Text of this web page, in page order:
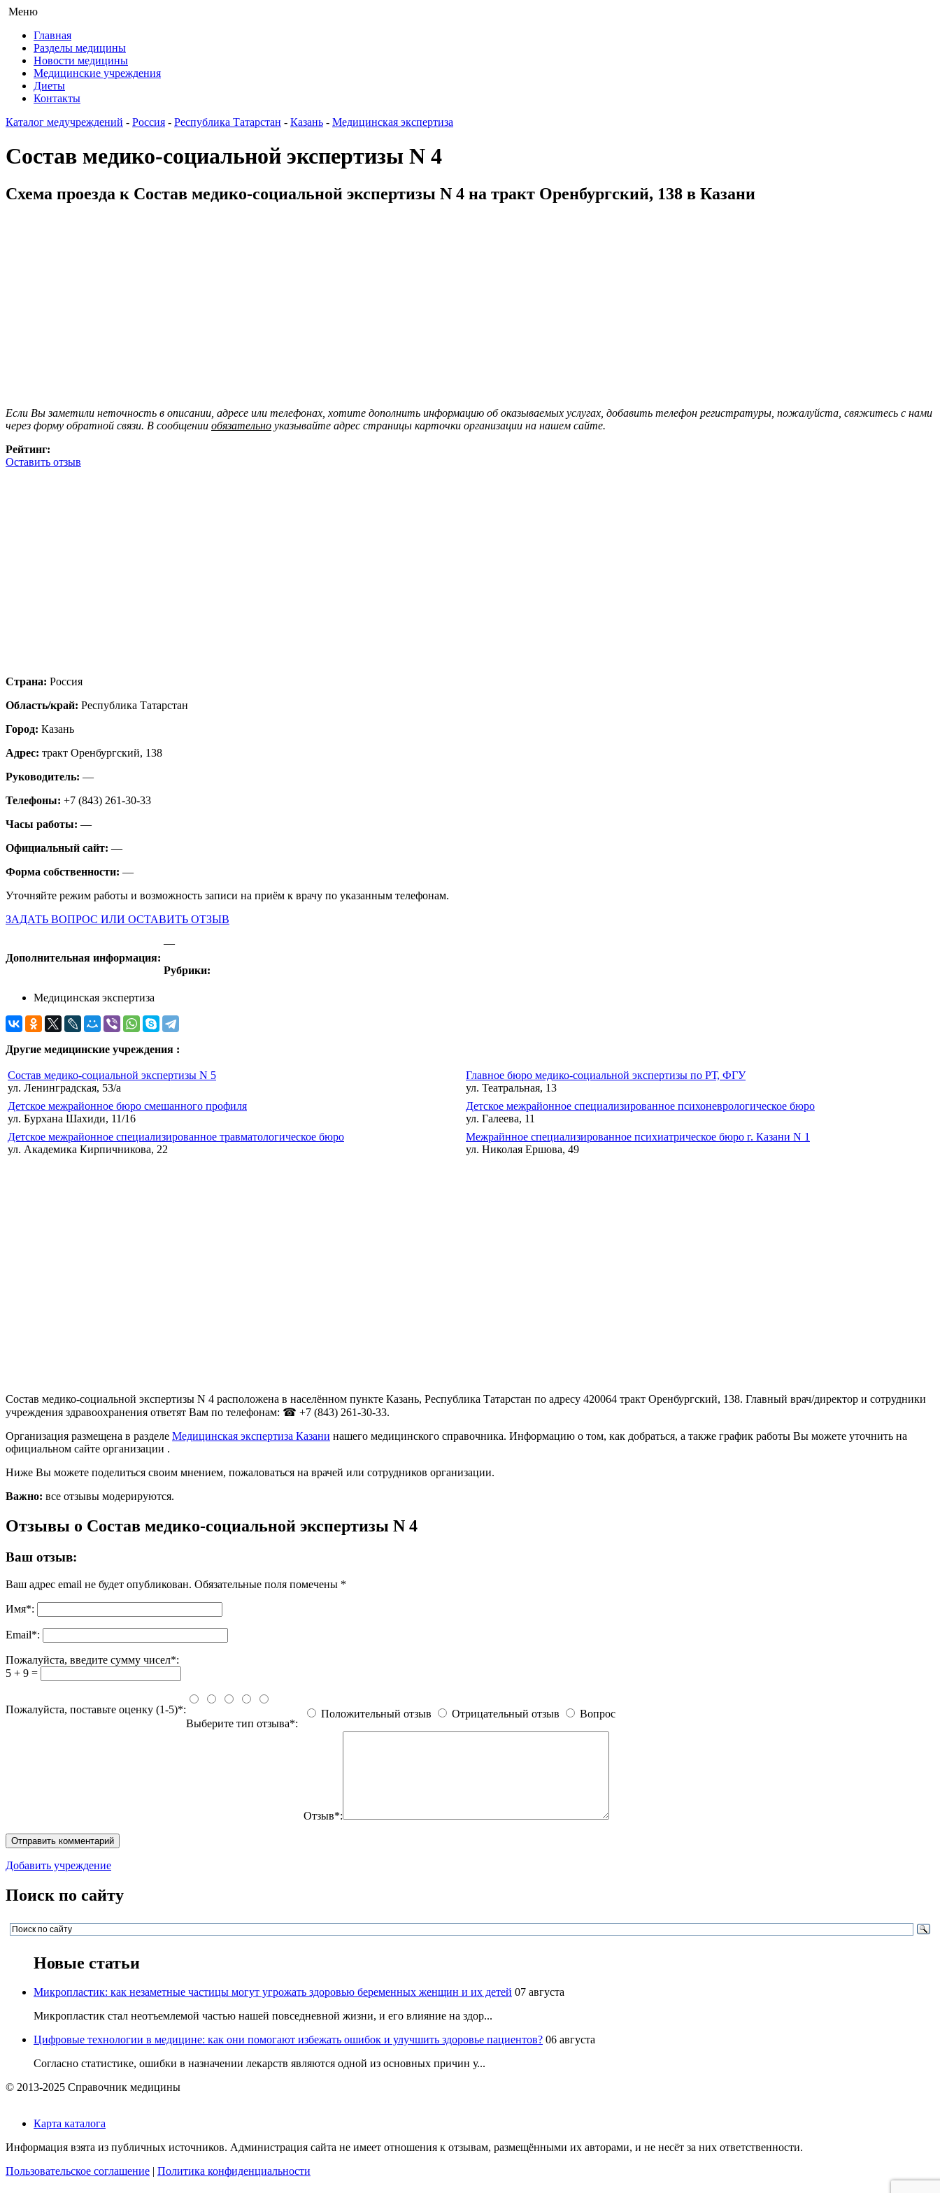
Меню
Главная
Разделы медицины
Новости медицины
Медицинские учреждения
Диеты
Контакты
Каталог медучреждений - Россия - Республика Татарстан - Казань - Медицинская экспертиза
Состав медико-социальной экспертизы N 4
Схема проезда к Состав медико-социальной экспертизы N 4 на тракт Оренбургский, 138 в Казани
Если Вы заметили неточность в описании, адресе или телефонах, хотите дополнить информацию об оказываемых услугах, добавить телефон регистратуры, пожалуйста, свяжитесь с нами
через форму обратной связи. В сообщении обязательно указывайте адрес страницы карточки организации на нашем сайте.
Рейтинг:
Оставить отзыв
Страна: Россия
Область/край: Республика Татарстан
Город: Казань
Адрес: тракт Оренбургский, 138
Руководитель: —
Телефоны: +7 (843) 261-30-33
Часы работы: —
Официальный сайт: —
Форма собственности: —
Уточняйте режим работы и возможность записи на приём к врачу по указанным телефонам.
ЗАДАТЬ ВОПРОС ИЛИ ОСТАВИТЬ ОТЗЫВ
Дополнительная информация:
—
Рубрики:
Медицинская экспертиза
Другие медицинские учреждения :
Состав медико-социальной экспертизы N 5
ул. Ленинградская, 53/а
Главное бюро медико-социальной экспертизы по РТ, ФГУ
ул. Театральная, 13
Детское межрайонное бюро смешанного профиля
ул. Бурхана Шахиди, 11/16
Детское межрайонное специализированное психоневрологическое бюро
ул. Галеева, 11
Детское межрайонное специализированное травматологическое бюро
ул. Академика Кирпичникова, 22
Межрайнное специализированное психиатрическое бюро г. Казани N 1
ул. Николая Ершова, 49
Состав медико-социальной экспертизы N 4 расположена в населённом пункте Казань, Республика Татарстан по адресу 420064 тракт Оренбургский, 138. Главный врач/директор и сотрудники
учреждения здравоохранения ответят Вам по телефонам: ☎ +7 (843) 261-30-33.
Организация размещена в разделе Медицинская экспертиза Казани нашего медицинского справочника. Информацию о том, как добраться, а также график работы Вы можете уточнить на
официальном сайте организации .
Ниже Вы можете поделиться своим мнением, пожаловаться на врачей или сотрудников организации.
Важно: все отзывы модерируются.
Отзывы о Состав медико-социальной экспертизы N 4
Ваш отзыв:
Ваш адрес email не будет опубликован. Обязательные поля помечены *
Имя*:
Email*:
Пожалуйста, введите сумму чисел*:
5 + 9 =
Пожалуйста, поставьте оценку (1-5)*:
Выберите тип отзыва*:
Положительный отзыв Отрицательный отзыв Вопрос
Отзыв*:
Добавить учреждение
Поиск по сайту
Новые статьи
Микропластик: как незаметные частицы могут угрожать здоровью беременных женщин и их детей 07 августа
Микропластик стал неотъемлемой частью нашей повседневной жизни, и его влияние на здор...
Цифровые технологии в медицине: как они помогают избежать ошибок и улучшить здоровье пациентов? 06 августа
Согласно статистике, ошибки в назначении лекарств являются одной из основных причин у...
© 2013-2025 Справочник медицины
Карта каталога
Информация взята из публичных источников. Администрация сайта не имеет отношения к отзывам, размещёнными их авторами, и не несёт за них ответственности.
Пользовательское соглашение
Политика конфиденциальности